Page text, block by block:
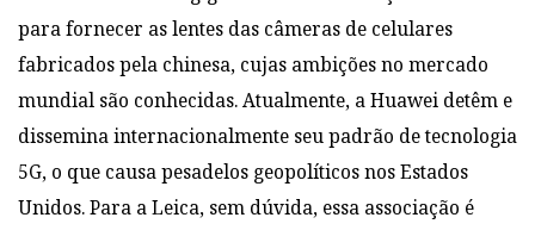
para fornecer as lentes das câmeras de celulares
fabricados pela chinesa, cujas ambições no mercado
mundial são conhecidas. Atualmente, a Huawei detêm e
dissemina internacionalmente seu padrão de tecnologia
5G, o que causa pesadelos geopolíticos nos Estados
Unidos. Para a Leica, sem dúvida, essa associação é